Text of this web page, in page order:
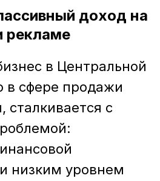
доход на
рекламе
в Центральной
в сфере продажи
сталкивается с
низким уровнем